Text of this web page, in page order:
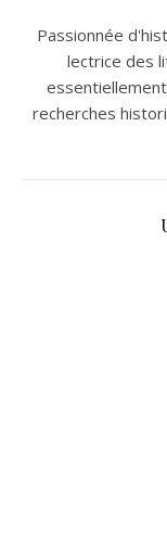
Passionnée
lectrice des
recherches